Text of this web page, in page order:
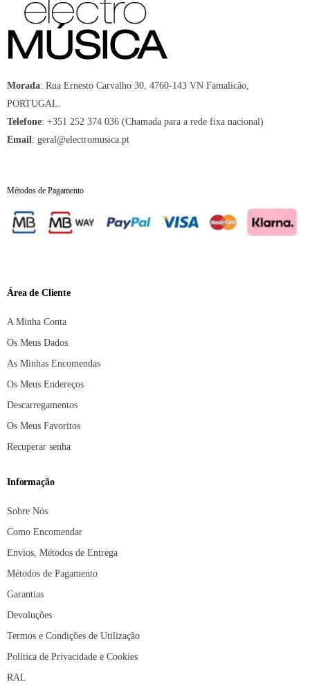
Morada: Rua Ernesto Carvalho 30, 4760-143 VN Famalicão,
PORTUGAL.
Telefone: +351 252 374 036 (Chamada para a rede fixa nacional)
Email: geral@electromusica.pt
Métodos de Pagamento
Área de Cliente
A Minha Conta
Os Meus Dados
As Minhas Encomendas
Os Meus Endereços
Descarregamentos
Os Meus Favoritos
Recuperar senha
Informação
Sobre Nós
Como Encomendar
Envios, Métodos de Entrega
Métodos de Pagamento
Garantias
Devoluções
Termos e Condições de Utilização
Política de Privacidade e Cookies
RAL